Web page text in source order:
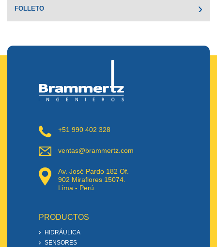
FOLLETO
+51 990 402 328
ventas@brammertz.com
Av. José Pardo 182 Of.
902 Miraflores 15074.
Lima - Perú
PRODUCTOS
HIDRÁULICA
SENSORES